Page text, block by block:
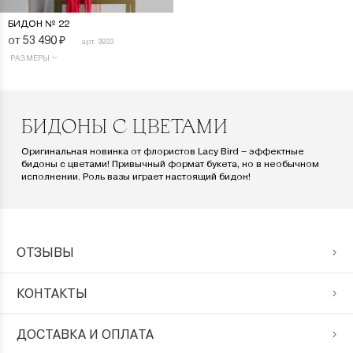
БИДОН № 22
от 53 490₽ арт. 3933
РАЗМЕРЫ
БИДОНЫ С ЦВЕТАМИ
Оригинальная новинка от флористов Lacy Bird – эффектные
бидоны с цветами! Привычный формат букета, но в необычном
исполнении. Роль вазы играет настоящий бидон!
ОТЗЫВЫ
КОНТАКТЫ
ДОСТАВКА И ОПЛАТА